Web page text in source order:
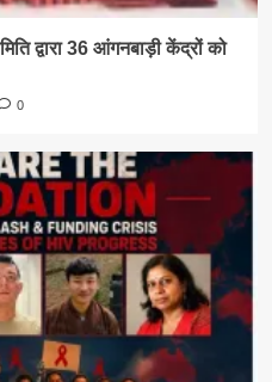
द्वारा 36 आंगनबाड़ी केंद्रों को
0